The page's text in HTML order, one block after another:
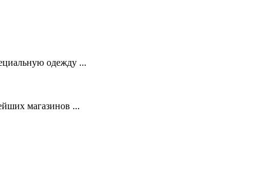
одежду ...
магазинов ...